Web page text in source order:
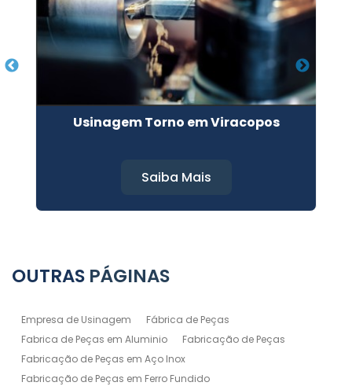
Usinagem Torno em Viracopos
Saiba Mais
OUTRAS PÁGINAS
Empresa de Usinagem
Fábrica de Peças
Fabrica de Peças em Aluminio
Fabricação de Peças
Fabricação de Peças em Aço Inox
Fabricação de Peças em Ferro Fundido